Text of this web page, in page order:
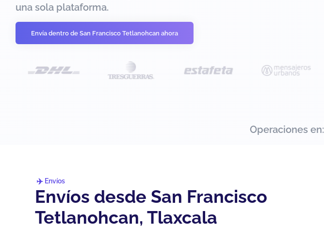
una sola plataforma.
Envía dentro de San Francisco Tetlanohcan ahora
Operaciones en:
Envíos
Envíos desde San Francisco
Tetlanohcan, Tlaxcala